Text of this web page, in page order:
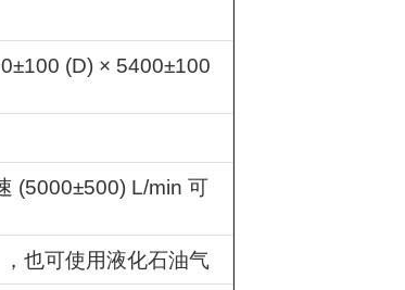
(D) × 5400±100
(5000±500) L/min 可
也可使用液化石油气